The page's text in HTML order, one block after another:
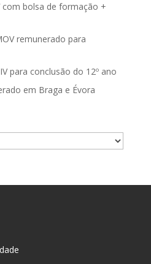
com bolsa de formação +
remunerado para
para conclusão do 12º ano
em Braga e Évora